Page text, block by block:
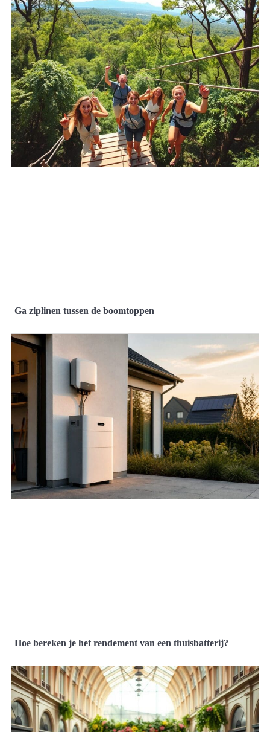
Ga ziplinen tussen de boomtoppen
Hoe bereken je het rendement van een thuisbatterij?